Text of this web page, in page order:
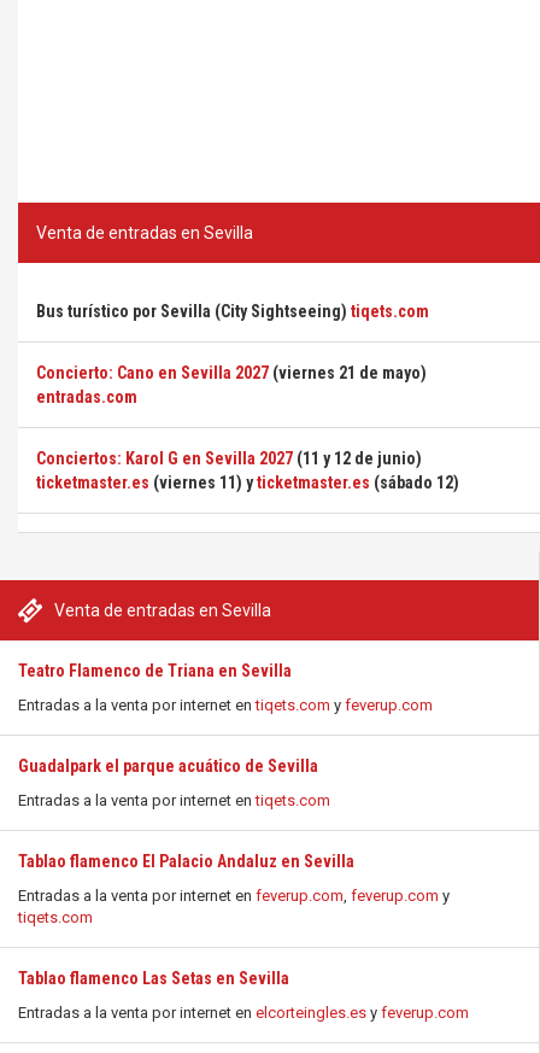
Venta de entradas en Sevilla
Teatro Flamenco de Triana en Sevilla
Entradas a la venta por internet entiqets.com y feverup.com
Guadalpark el parque acuático de Sevilla
Entradas a la venta por internet entiqets.com
Tablao flamenco El Palacio Andaluz en Sevilla
Entradas a la venta por internet en feverup.com, feverup.com y
tiqets.com
Tablao flamenco Las Setas en Sevilla
Entradas a la venta por internet en elcorteingles.es y feverup.com
Venta de entradas en Sevilla
Bus turístico por Sevilla (City Sightseeing) tiqets.com
Concierto: Cano en Sevilla 2027 (viernes 21 de mayo)
entradas.com
Conciertos: Karol G en Sevilla 2027 (11 y 12 de junio)
ticketmaster.es (viernes 11) yticketmaster.es (sábado 12)